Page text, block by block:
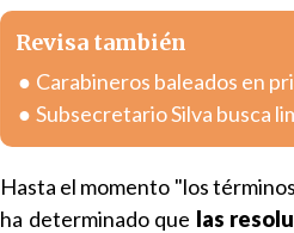
Revisa también
Carabineros baleados en
Subsecretario Silva busca
Hasta el momento "los
ha determinado que las